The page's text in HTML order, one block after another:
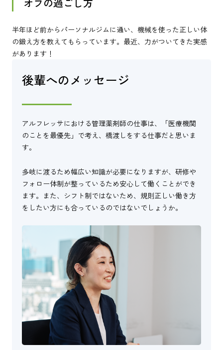
オフの過ごし方
半年ほど前からパーソナルジムに通い、機械を使った正しい体
の鍛え方を教えてもらっています。最近、力がついてきた実感
があります！
後輩へのメッセージ
アルフレッサにおける管理薬剤師の仕事は、「医療機関
のことを最優先」で考え、橋渡しをする仕事だと思いま
す。
多岐に渡るため幅広い知識が必要になりますが、研修や
フォロー体制が整っているため安心して働くことができ
ます。また、シフト制ではないため、規則正しい働き方
をしたい方にも合っているのではないでしょうか。